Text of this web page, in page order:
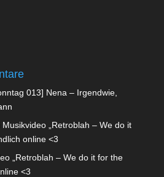
013] Nena – Irgendwie,
Musikvideo „Retroblah – We do it
online <3
„Retroblah – We do it for the
<3